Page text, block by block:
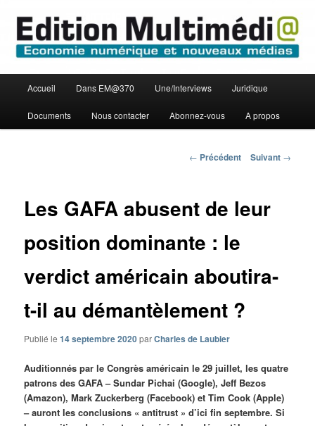
contenu
principalEdition Multimédi@
principal
Accueil Dans EM@370 Une/Interviews Juridique
Documents Nous contacter Abonnez-vous A propos
Navigation
← Précédent Suivant →
Les GAFA abusent de leur
position dominante : le
verdict américain aboutira-
t-il au démantèlement ?
Publié le14 septembre 2020parCharles de Laubier
Auditionnés par le Congrès américain le 29 juillet, les quatre
patrons des GAFA – Sundar Pichai (Google), Jeff Bezos
(Amazon), Mark Zuckerberg (Facebook) et Tim Cook (Apple)
– auront les conclusions « antitrust » d’ici fin septembre. Si